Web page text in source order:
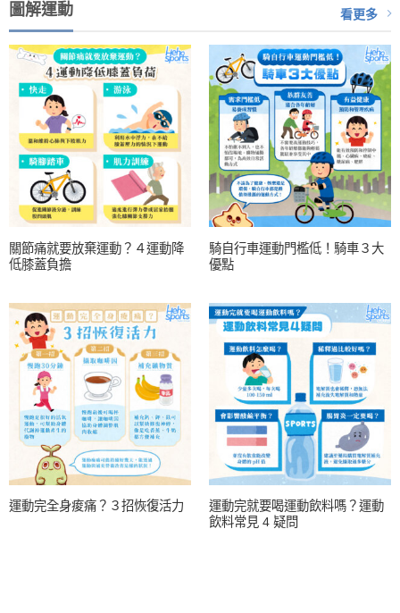
圖解運動 看更多
關節痛就要放棄運動？４運動降
低膝蓋負擔
騎自行車運動門檻低！騎車３大
優點
運動完全身痠痛？３招恢復活力
運動完就要喝運動飲料嗎？運動
飲料常見 4 疑問